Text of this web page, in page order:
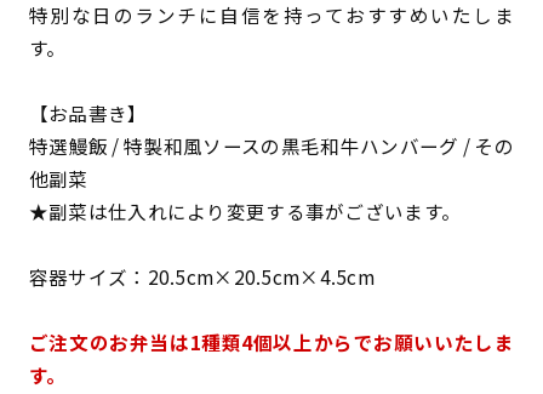
特別な日のランチに自信を持っておすすめいたしま
す。
【お品書き】
特選鰻飯 / 特製和風ソースの黒毛和牛ハンバーグ / その
他副菜
★副菜は仕入れにより変更する事がございます。
容器サイズ：20.5cm×20.5cm×4.5cm
ご注文のお弁当は1種類4個以上からでお願いいたしま
す。